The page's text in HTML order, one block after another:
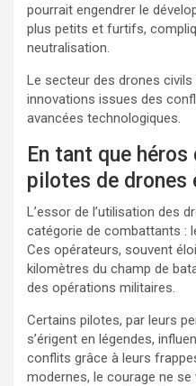
pourrait engendrer le
plus petits et furtifs,
neutralisation.
Le secteur des drones
innovations issues des
avancées technologiques.
En tant que héros
pilotes de drones
L’essor de l’utilisation des
catégorie de combattants :
Ces opérateurs, souvent
kilomètres du champ de
des opérations militaires.
Certains pilotes, par leurs
s’érigent en légendes,
conflits grâce à leurs
modernes, le courage ne